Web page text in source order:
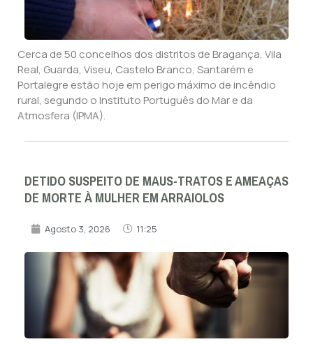
Cerca de 50 concelhos dos distritos de Bragança, Vila
Real, Guarda, Viseu, Castelo Branco, Santarém e
Portalegre estão hoje em perigo máximo de incêndio
rural, segundo o Instituto Português do Mar e da
Atmosfera (IPMA).
DETIDO SUSPEITO DE MAUS-TRATOS E AMEAÇAS
DE MORTE À MULHER EM ARRAIOLOS
Agosto 3, 2026 11:25